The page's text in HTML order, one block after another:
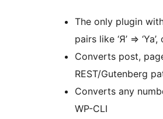
The only plugin
pairs like ‘Я’ =>
Converts post,
REST/Gutenberg
Converts any
WP-CLI